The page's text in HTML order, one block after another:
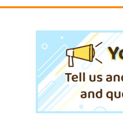
サディスティック・メロウラ
バー 上
ジーオーティー
825円 （税込）
サンプル 作品詳細